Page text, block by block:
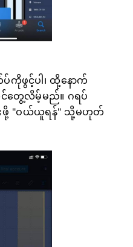
ကိုဖွင့်ပါ၊ ထို့နောက်
တွေ့လိမ့်မည်။ ဂရပ်
ဖို့ "ဝယ်ယူရန်" သို့မဟုတ်